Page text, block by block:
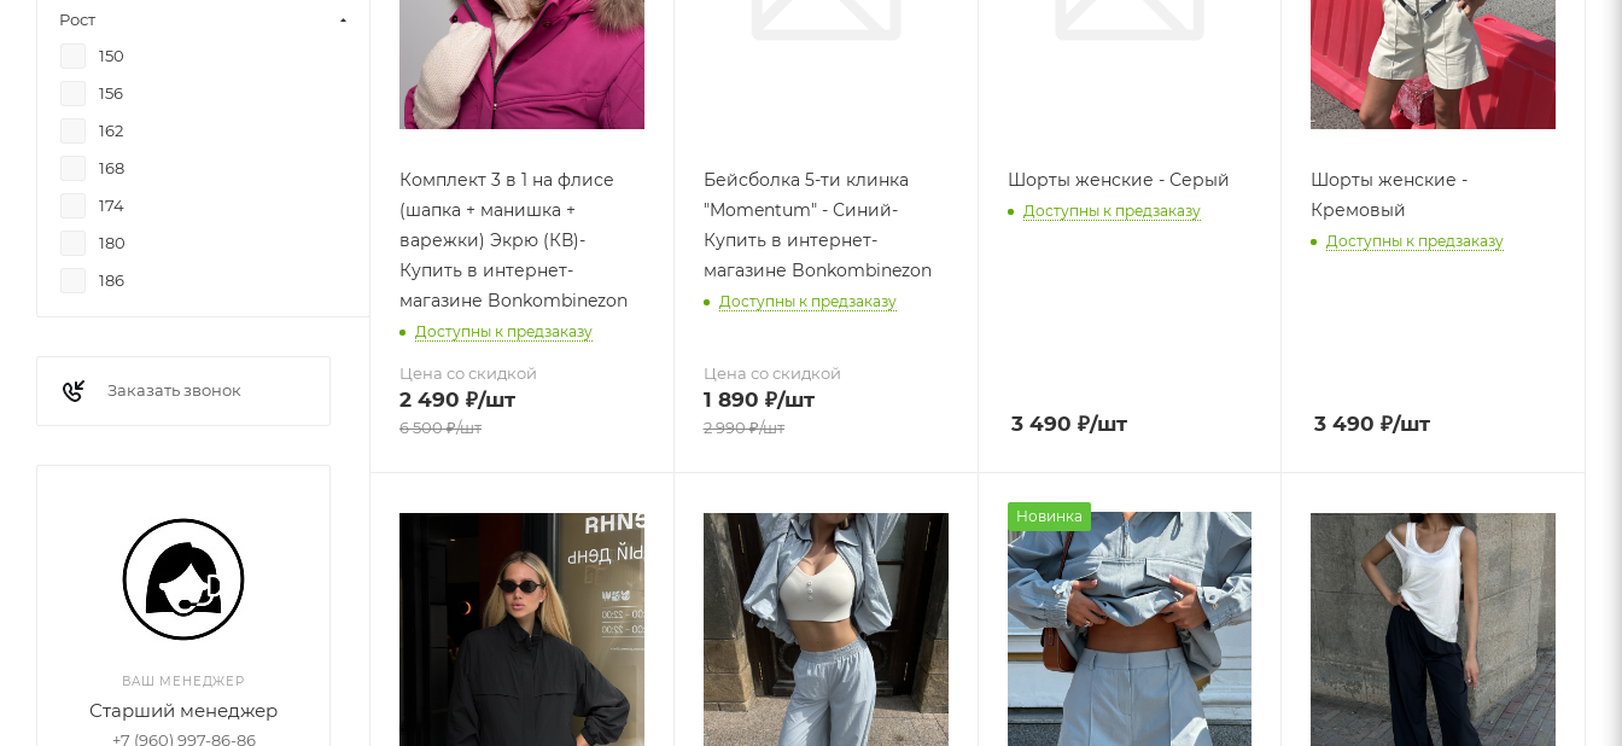
Комплект 3 в 1 на флисе
(шапка + манишка +
варежки) Экрю (КВ)-
Купить в интернет-
магазине Bonkombinezon
Доступны к предзаказу
Цена со скидкой
2 490 ₽/шт
6 500₽/шт
Бейсболка 5-ти клинка
"Momentum" - Синий-
Купить в интернет-
магазине Bonkombinezon
Доступны к предзаказу
Цена со скидкой
1 890 ₽/шт
2 990₽/шт
Шорты женские - Серый
Доступны к предзаказу
3 490 ₽/шт
Шорты женские -
Кремовый
Доступны к предзаказу
3 490 ₽/шт
Новинка
Рост
150
156
162
168
174
180
186
Заказать звонок
ВАШ МЕНЕДЖЕР
Старший менеджер
+7 (960) 997-86-86